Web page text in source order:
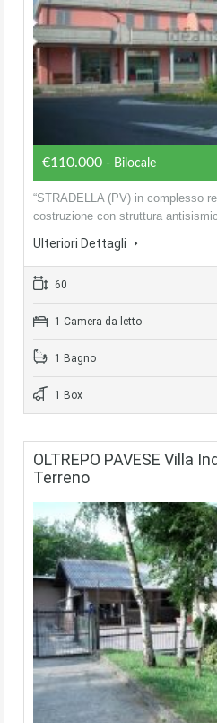
€110.000 - Bilocale
“STRADELLA (PV) in complesso
costruzione con struttura
Ulteriori Dettagli
60
1 Camera da letto
1 Bagno
1 Box
OLTREPO PAVESE Villa
Terreno